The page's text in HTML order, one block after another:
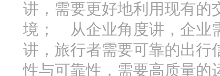
讲，需要更好地利用现有的
境； 从企业角度讲，企业
讲，旅行者需要可靠的出行
性与可靠性，需要高质量的